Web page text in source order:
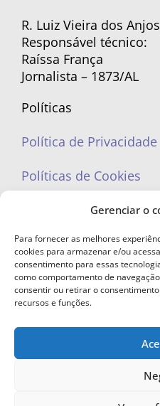
Gerenciar o
Para fornecer as melhores
cookies para armazenar e/ou
consentimento para essas
como comportamento de
consentir ou retirar o
recursos e funções.
R. Luiz Vieira dos
Responsável técnico:
Raíssa França
Jornalista – 1873/AL
Políticas
Política de Privacidade
Políticas de Cookies
© Copyright 2023 - Todos os
parcial sem